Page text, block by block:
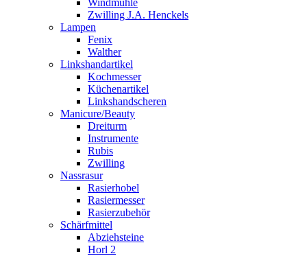
Windmühle
Zwilling J.A. Henckels
Lampen
Fenix
Walther
Linkshandartikel
Kochmesser
Küchenartikel
Linkshandscheren
Manicure/Beauty
Dreiturm
Instrumente
Rubis
Zwilling
Nassrasur
Rasierhobel
Rasiermesser
Rasierzubehör
Schärfmittel
Abziehsteine
Horl 2